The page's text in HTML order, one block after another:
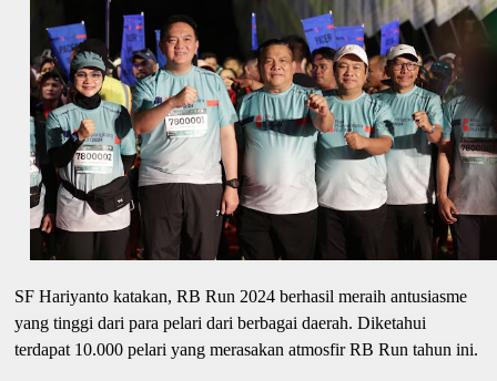
SF Hariyanto katakan, RB Run 2024 berhasil meraih antusiasme
yang tinggi dari para pelari dari berbagai daerah. Diketahui
terdapat 10.000 pelari yang merasakan atmosfir RB Run tahun ini.